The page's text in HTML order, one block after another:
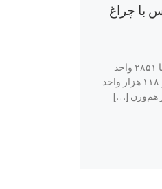
با چراغ
شاخص کل بورس امروز با ۲۸۵۱ واحد
کاهش در رقم دو میلیون و ۱۱۸ هزار واحد
هم‌وزن […]